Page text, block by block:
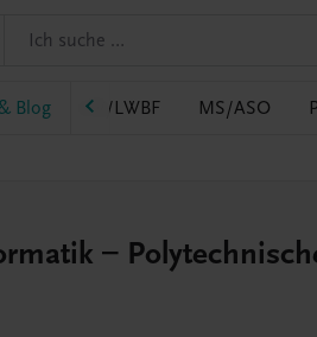
Blog
FS LW/LWBF MS/ASO
–